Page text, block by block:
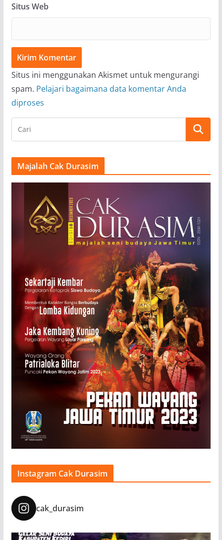
Situs Web
Situs ini menggunakan Akismet untuk mengurangi
spam. Pelajari bagaimana data komentar Anda
diproses
Majalah Cak Durasim
Instagram Cak Durasim
cak_durasim